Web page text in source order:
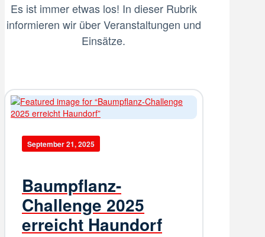
Es ist immer etwas los! In dieser Rubrik
informieren wir über Veranstaltungen und
Einsätze.
September 21, 2025
Baumpflanz-
Challenge 2025
erreicht Haundorf